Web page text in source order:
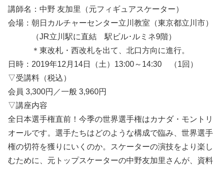
講師名：中野 友加里（元フィギュアスケーター）
会場：朝日カルチャーセンター立川教室（東京都立川市）
（JR立川駅に直結 駅ビル･ルミネ9階）
＊東改札・西改札を出て、北口方向に進行。
日時：2019年12月14日（土）13:00～14:30 （1回）
▽受講料（税込）
会員 3,300円／一般 3,960円
▽講座内容
全日本選手権直前！今季の世界選手権はカナダ・モントリ
オールです。選手たちはどのような構成で臨み、世界選手
権の切符を獲りにいくのか。スケーターの演技をより楽し
むために、元トップスケーターの中野友加里さんが、資料